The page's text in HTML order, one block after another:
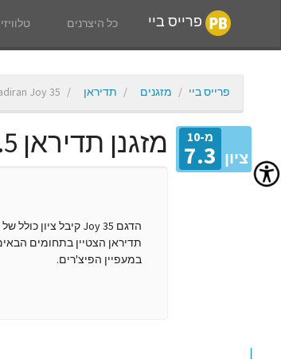
פרייס ביי כל היצרנים
פרייס ביי מזגנים תדיראן Joy 35
ציון
מ-10
7.3 מזגנן תדיראן 3.5 כ''ס דגם Joy 35
תדיראן הצטיין בתחומים
במעפיין הפיצ'רים.